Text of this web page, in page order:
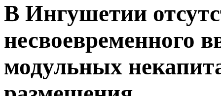
В Ингушетии
несвоевременного
модульных